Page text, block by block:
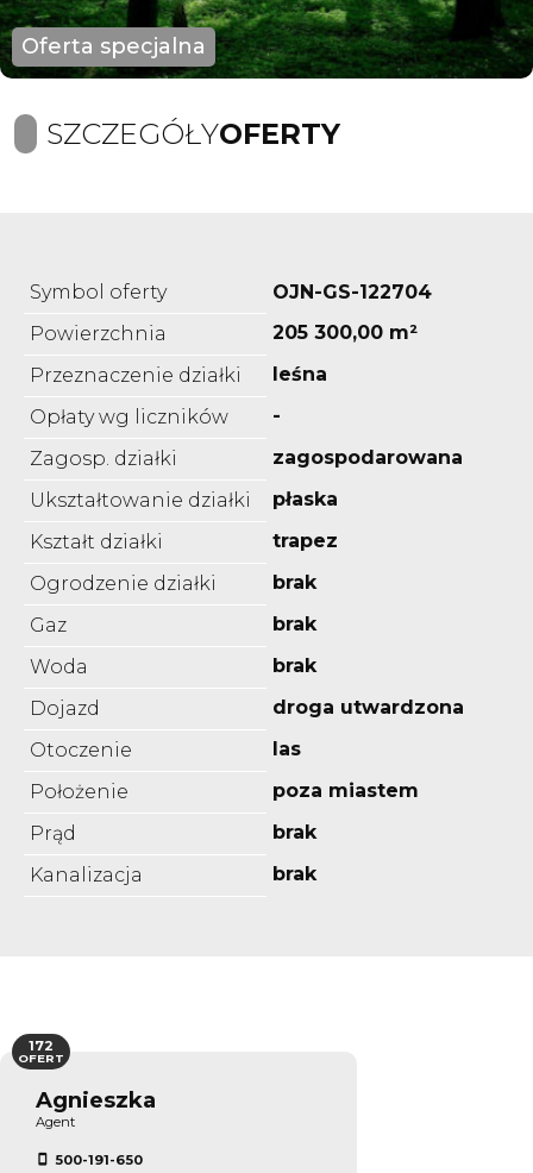
Oferta specjalna
SZCZEGÓŁYOFERTY
Symbol oferty
OJN-GS-122704
Powierzchnia
205 300,00 m²
Przeznaczenie działki
leśna
Opłaty wg liczników
-
Zagosp. działki
zagospodarowana
Ukształtowanie działki
płaska
Kształt działki
trapez
Ogrodzenie działki
brak
Gaz
brak
Woda
brak
Dojazd
droga utwardzona
Otoczenie
las
Położenie
poza miastem
Prąd
brak
Kanalizacja
brak
Agnieszka
Agent
500-191-650
172
OFERT